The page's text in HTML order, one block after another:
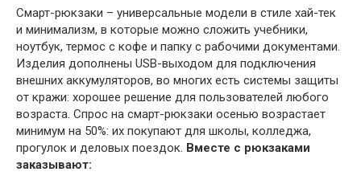
Смарт-рюкзаки – универсальные модели в стиле хай-тек
и минимализм, в которые можно сложить учебники,
ноутбук, термос с кофе и папку с рабочими документами.
Изделия дополнены USB-выходом для подключения
внешних аккумуляторов, во многих есть системы защиты
от кражи: хорошее решение для пользователей любого
возраста. Спрос на смарт-рюкзаки осенью возрастает
минимум на 50%: их покупают для школы, колледжа,
прогулок и деловых поездок. Вместе с рюкзаками
заказывают: